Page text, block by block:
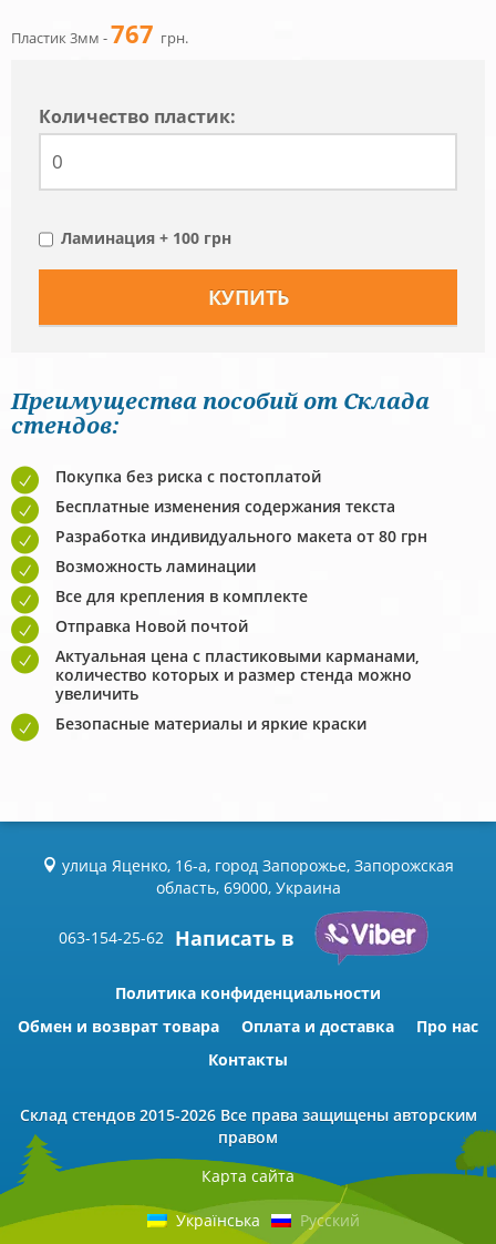
Пластик 3мм -767 грн.
Количество пластик:
Ламинация + 100 грн
Преимущества пособий от Склада
стендов:
Покупка без риска с постоплатой
Бесплатные изменения содержания текста
Разработка индивидуального макета от 80 грн
Возможность ламинации
Все для крепления в комплекте
Отправка Новой почтой
Актуальная цена с пластиковыми карманами,
количество которых и размер стенда можно
увеличить
Безопасные материалы и яркие краски
улица Яценко, 16-а, город Запорожье, Запорожская
область, 69000, Украина
063-154-25-62 Написать в
Политика конфиденциальности
Обмен и возврат товара
Оплата и доставка
Про нас
Контакты
Склад стендов2015-2026 Всe права защищены авторским
правом
Карта сайта
Українська Русский